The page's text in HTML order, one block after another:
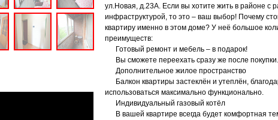
ул.Новая, д.23А. Если вы хотите жить в районе с
инфраструктурой, то это – ваш выбор! Почему
квартиру именно в этом доме? У неё большое
преимуществ:
Готовый ремонт и мебель – в подарок!
Вы сможете переехать сразу же после покупки.
Дополнительное жилое пространство
Балкон квартиры застеклён и утеплён,
использоваться максимально функционально.
Индивидуальный газовый котёл
В вашей квартире всегда будет комфортная